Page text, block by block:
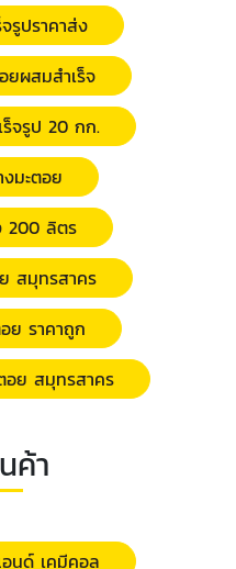
รูปราคาส่ง
ยผสมสำเร็จ
ร็จรูป 20 กก.
มะตอย
200 ลิตร
สมุทรสาคร
ย ราคาถูก
อย สมุทรสาคร
ค้า
นด์ เคมีคอล